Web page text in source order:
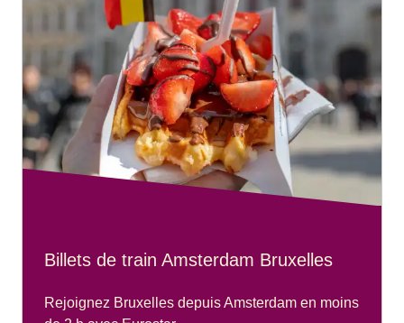
Billets de train Amsterdam Bruxelles
Rejoignez Bruxelles depuis Amsterdam en moins